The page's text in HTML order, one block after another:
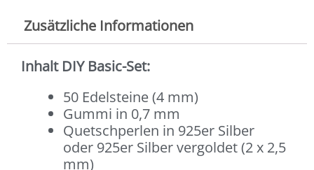
Zusätzliche Informationen
Inhalt DIY Basic-Set:
50 Edelsteine (4 mm)
Gummi in 0,7 mm
Quetschperlen in 925er Silber
oder 925er Silber vergoldet (2 x 2,5
mm)